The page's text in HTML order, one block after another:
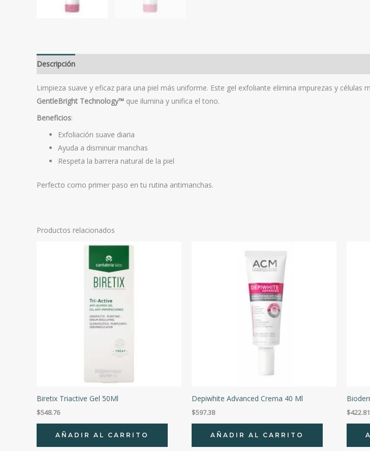
Descripción
Limpieza suave y eficaz para una piel más uniforme. Este gel exfoliante elimina impurezas y
GentleBright Technology™ que ilumina y unifica el tono.
Beneficios:
Exfoliación suave diaria
Ayuda a disminuir manchas
Respeta la barrera natural de la piel
Perfecto como primer paso en tu rutina antimanchas.
Productos relacionados
Biretix Triactive Gel 50Ml
$548.76
AÑADIR AL CARRITO
Depiwhite Advanced Crema 40 Ml
$597.38
AÑADIR AL CARRITO
$422.81